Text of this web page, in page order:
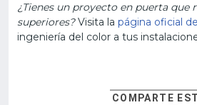
¿Tienes un proyecto en puerta que
superiores?Visita la página oficial
ingeniería del color a tus
COMPARTE